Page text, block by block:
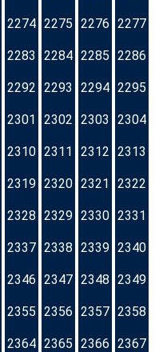
2274 2275 2276 2277
2283 2284 2285 2286
2292 2293 2294 2295
2301 2302 2303 2304
2310 2311 2312 2313
2319 2320 2321 2322
2328 2329 2330 2331
2337 2338 2339 2340
2346 2347 2348 2349
2355 2356 2357 2358
2364 2365 2366 2367